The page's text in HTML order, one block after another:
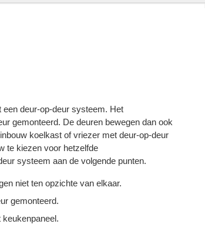
deur-op-deur systeem. Het
gemonteerd. De deuren bewegen dan ook
koelkast of vriezer met deur-op-deur
te kiezen voor hetzelfde
systeem aan de volgende punten.
niet ten opzichte van elkaar.
gemonteerd.